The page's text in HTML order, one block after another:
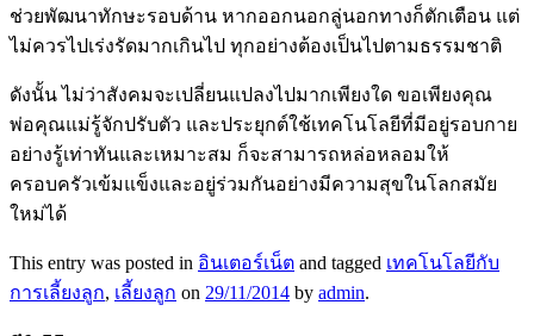
ช่วยพัฒนาทักษะรอบด้าน หากออกนอกลู่นอกทางก็ตักเตือน แต่
ไม่ควรไปเร่งรัดมากเกินไป ทุกอย่างต้องเป็นไปตามธรรมชาติ
ดังนั้น ไม่ว่าสังคมจะเปลี่ยนแปลงไปมากเพียงใด ขอเพียงคุณ
พ่อคุณแม่รู้จักปรับตัว และประยุกต์ใช้เทคโนโลยีที่มีอยู่รอบกาย
อย่างรู้เท่าทันและเหมาะสม ก็จะสามารถหล่อหลอมให้
ครอบครัวเข้มแข็งและอยู่ร่วมกันอย่างมีความสุขในโลกสมัย
ใหม่ได้
This entry was posted in อินเตอร์เน็ต and tagged เทคโนโลยีกับ
การเลี้ยงลูก, เลี้ยงลูก on 29/11/2014 by admin.